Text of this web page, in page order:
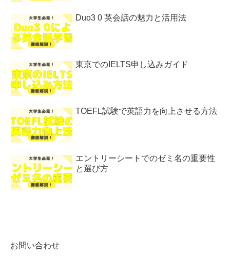
Duo3 0 英会話の魅力と活用法
東京でのIELTS申し込みガイド
TOEFL試験で英語力を向上させる方法
エントリーシートでのゼミ名の重要性
と選び方
お問い合わせ